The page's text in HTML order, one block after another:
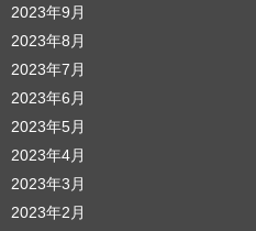
2023年9月
2023年8月
2023年7月
2023年6月
2023年5月
2023年4月
2023年3月
2023年2月